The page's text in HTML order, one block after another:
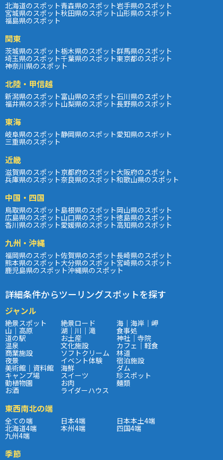
北海道のスポット青森県のスポット岩手県のスポット
宮城県のスポット秋田県のスポット山形県のスポット
福島県のスポット
関東
茨城県のスポット栃木県のスポット群馬県のスポット
埼玉県のスポット千葉県のスポット東京都のスポット
神奈川県のスポット
北陸・甲信越
新潟県のスポット富山県のスポット石川県のスポット
福井県のスポット山梨県のスポット長野県のスポット
東海
岐阜県のスポット静岡県のスポット愛知県のスポット
三重県のスポット
近畿
滋賀県のスポット京都府のスポット大阪府のスポット
兵庫県のスポット奈良県のスポット和歌山県のスポット
中国・四国
鳥取県のスポット島根県のスポット岡山県のスポット
広島県のスポット山口県のスポット徳島県のスポット
香川県のスポット愛媛県のスポット高知県のスポット
九州・沖縄
福岡県のスポット佐賀県のスポット長崎県のスポット
熊本県のスポット大分県のスポット宮崎県のスポット
鹿児島県のスポット沖縄県のスポット
詳細条件からツーリングスポットを探す
ジャンル
絶景スポット 絶景ロード 海｜海岸｜岬
山｜高原 湖｜川｜滝 食事処
道の駅 お土産 神社｜寺院
温泉 文化施設 カフェ｜軽食
商業施設 ソフトクリーム 林道
夜景 イベント体験 宿泊施設
美術館｜資料館 海鮮 ダム
キャンプ場 スイーツ 珍スポット
動植物園 お肉 麺類
お酒 ライダーハウス
東西南北の端
全ての端 日本4端 日本本土4端
北海道4端 本州4端 四国4端
九州4端
季節